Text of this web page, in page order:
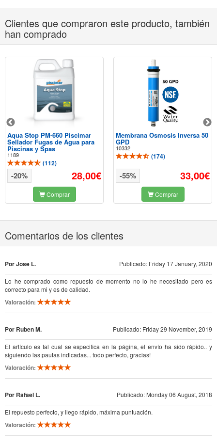
Clientes que compraron este producto, también
han comprado
Aqua Stop PM-660 Piscimar
Sellador Fugas de Agua para
Piscinas y Spas
1189
(112)
28,00€
-20%
Comprar
Membrana Osmosis Inversa 50
GPD
10332
(174)
33,00€
-55%
Comprar
Comentarios de los clientes
Por Jose L. Publicado: Friday 17 January, 2020
Lo he comprado como repuesto de momento no lo he necesitado pero es
correcto para mi y es de calidad.
Valoración:
Por Ruben M. Publicado: Friday 29 November, 2019
El artículo es tal cual se especifica en la página, el envío ha sido rápido.. y
siguiendo las pautas indicadas... todo perfecto, gracias!
Valoración:
Por Rafael L. Publicado: Monday 06 August, 2018
El repuesto perfecto, y llego rápido, máxima puntuación.
Valoración: